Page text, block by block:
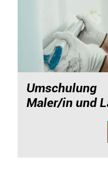
Umschulung
Maler/in und